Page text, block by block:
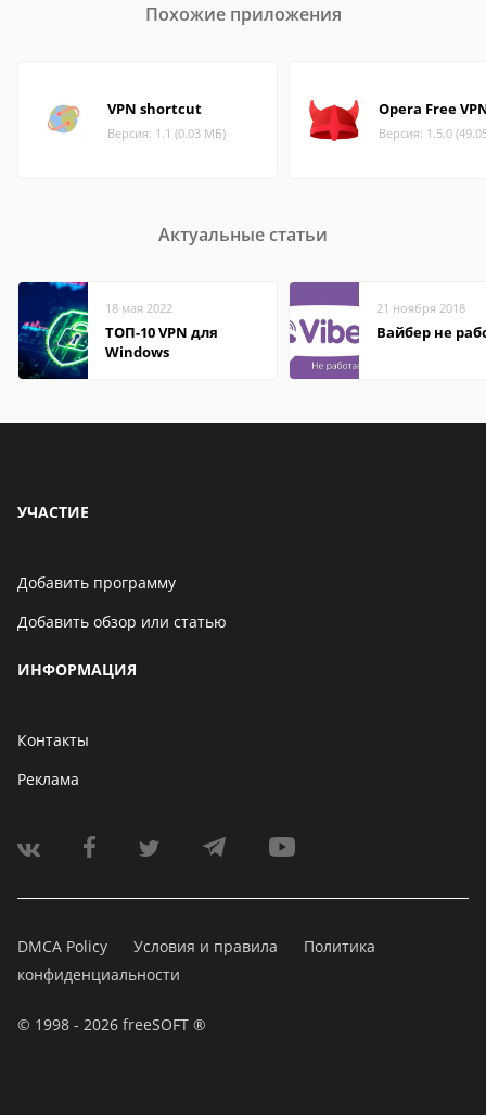
Похожие приложения
VPN shortcut
Версия: 1.1 (0.03 МБ)
Opera Free
Версия: 1.5.0
Актуальные статьи
18 мая 2022
ТОП-10 VPN для
Windows
21 ноября 2018
Вайбер не
УЧАСТИЕ
Добавить программу
Добавить обзор или статью
ИНФОРМАЦИЯ
Контакты
Реклама
DMCA Policy Условия и правила
Политика
конфиденциальности
© 1998 - 2026 freeSOFT ®